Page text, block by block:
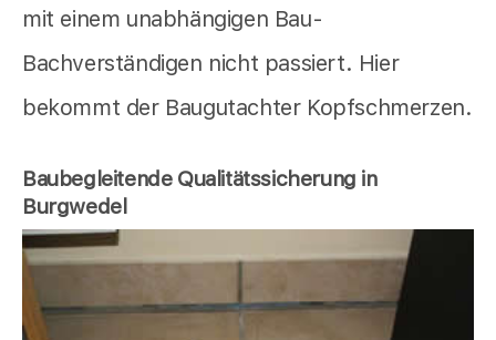
mit einem unabhängigen Bau-
Bachverständigen nicht passiert. Hier
bekommt der Baugutachter Kopfschmerzen.
Baubegleitende Qualitätssicherung in
Burgwedel